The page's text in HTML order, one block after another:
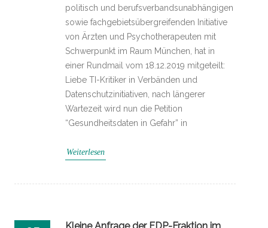
politisch und berufsverbandsunabhängigen
sowie fachgebietsübergreifenden Initiative
von Ärzten und Psychotherapeuten mit
Schwerpunkt im Raum München, hat in
einer Rundmail vom 18.12.2019 mitgeteilt:
Liebe TI-Kritiker in Verbänden und
Datenschutzinitiativen, nach längerer
Wartezeit wird nun die Petition
“Gesundheitsdaten in Gefahr” in
Weiterlesen
Kleine Anfrage der FDP-Fraktion im